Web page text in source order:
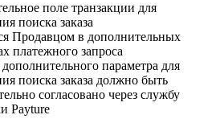
поле транзакции для
поиска заказа
Продавцом в дополнительных
платежного запроса
параметра для
поиска заказа должно быть
согласовано через службу
Payture